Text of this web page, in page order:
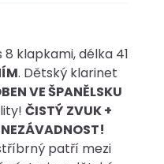
klapkami, délka 41
. Dětský klarinet
VE ŠPANĚLSKU
ČISTÝ ZVUK +
patří mezi